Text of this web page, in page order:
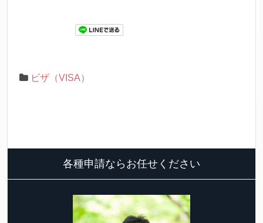
ビザ（VISA）
各種申請ならお任せください